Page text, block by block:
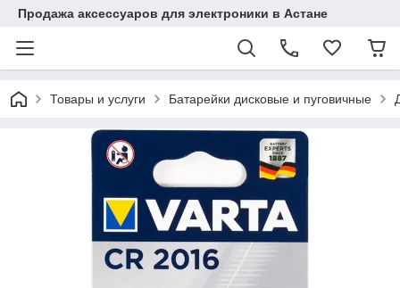
Продажа аксессуаров для электроники в Астане
Товары и услуги Батарейки дисковые и пуговичные